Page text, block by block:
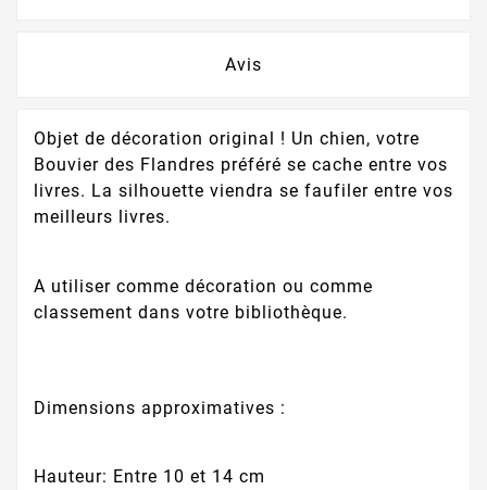
Avis
Objet de décoration original ! Un chien, votre
Bouvier des Flandres préféré se cache entre vos
livres. La silhouette viendra se faufiler entre vos
meilleurs livres.
A utiliser comme décoration ou comme
classement dans votre bibliothèque.
Dimensions approximatives :
Hauteur: Entre 10 et 14 cm